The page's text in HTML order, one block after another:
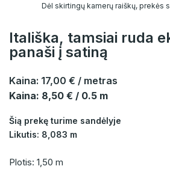
Dėl skirtingų kamerų raiškų, prekės
Itališka, tamsiai ruda
panaši į satiną
Kaina: 17,00 € / metras
Kaina: 8,50 € / 0.5 m
Šią prekę turime sandėlyje
Likutis: 8,083 m
Plotis: 1,50 m